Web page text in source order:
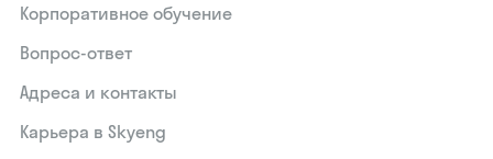
Корпоративное обучение
Вопрос-ответ
Адреса и контакты
Карьера в Skyeng